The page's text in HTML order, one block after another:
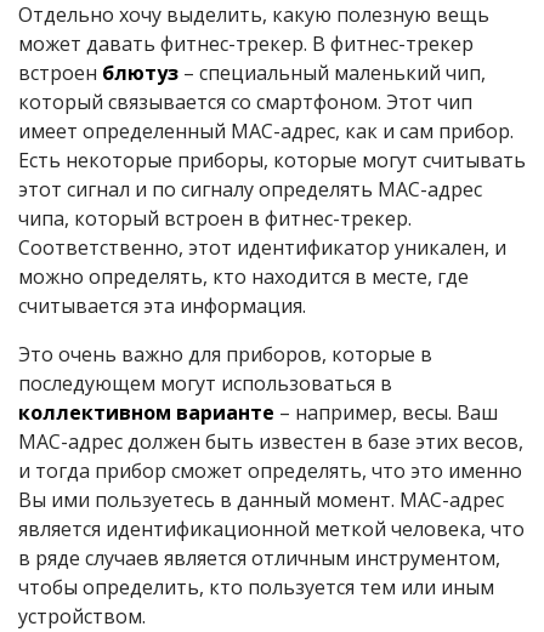
Отдельно хочу выделить, какую полезную вещь
может давать фитнес-трекер. В фитнес-трекер
встроен блютуз – специальный маленький чип,
который связывается со смартфоном. Этот чип
имеет определенный MAC-адрес, как и сам прибор.
Есть некоторые приборы, которые могут считывать
этот сигнал и по сигналу определять MAC-адрес
чипа, который встроен в фитнес-трекер.
Соответственно, этот идентификатор уникален, и
можно определять, кто находится в месте, где
считывается эта информация.
Это очень важно для приборов, которые в
последующем могут использоваться в
коллективном варианте – например, весы. Ваш
MAC-адрес должен быть известен в базе этих весов,
и тогда прибор сможет определять, что это именно
Вы ими пользуетесь в данный момент. MAC-адрес
является идентификационной меткой человека, что
в ряде случаев является отличным инструментом,
чтобы определить, кто пользуется тем или иным
устройством.